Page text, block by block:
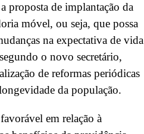
proposta de implantação da
móvel, ou seja, que possa
na expectativa de vida
o novo secretário,
de reformas periódicas
da população.
em relação à